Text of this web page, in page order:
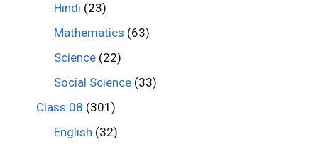
Hindi (23)
Mathematics (63)
Science (22)
Social Science (33)
Class 08 (301)
English (32)